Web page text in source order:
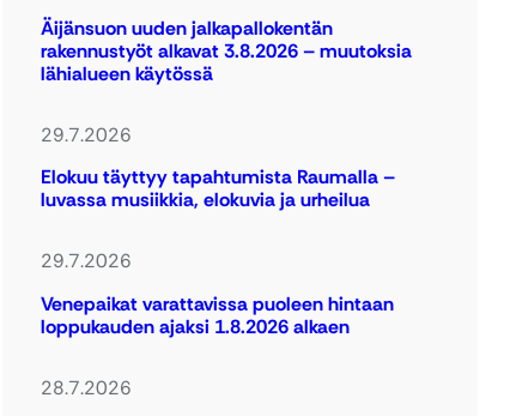
Äijänsuon uuden jalkapallokentän
rakennustyöt alkavat 3.8.2026 – muutoksia
lähialueen käytössä
29.7.2026
Elokuu täyttyy tapahtumista Raumalla –
luvassa musiikkia, elokuvia ja urheilua
29.7.2026
Venepaikat varattavissa puoleen hintaan
loppukauden ajaksi 1.8.2026 alkaen
28.7.2026